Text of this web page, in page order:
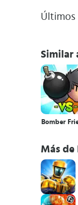
Últimos
Similar
Bomber
Más de